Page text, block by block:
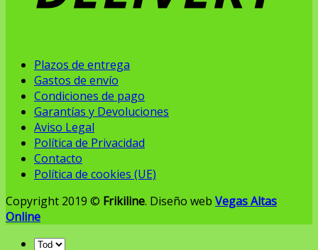
Plazos de entrega
Gastos de envío
Condiciones de pago
Garantías y Devoluciones
Aviso Legal
Política de Privacidad
Contacto
Política de cookies (UE)
Copyright 2019 © Frikiline. Diseño web Vegas Altas
Online